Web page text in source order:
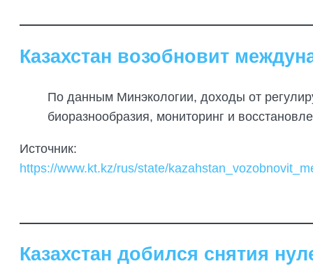
Казахстан возобновит
По данным Минэкологии, доходы от
биоразнообразия, мониторинг и
Источник:
https://www.kt.kz/rus/state/
Казахстан добился снятия